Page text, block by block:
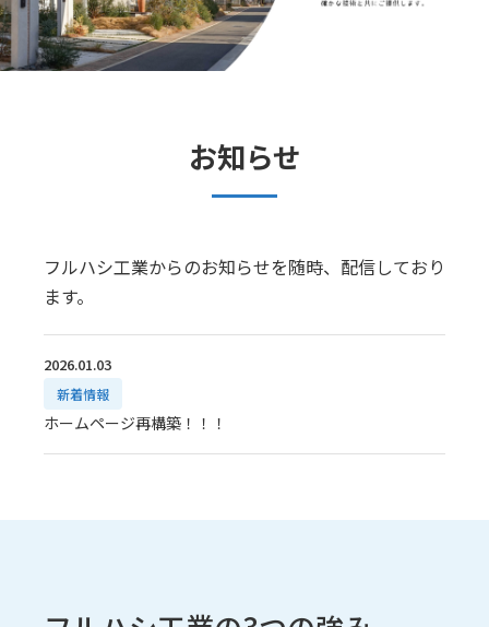
お知らせ
フルハシ工業からのお知らせを随時、配信しており
ます。
2026.01.03
新着情報
ホームページ再構築！！！